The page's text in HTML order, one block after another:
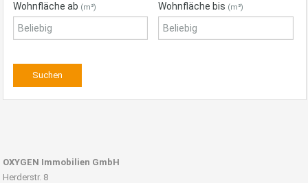
Wohnfläche ab (m³) Wohnfläche bis (m³)
OXYGEN Immobilien GmbH
Herderstr. 8